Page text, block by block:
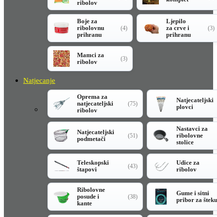
ribolov
Boje za
ribolovnu
prihranu
(4)
Ljepilo
za crve i
prihranu
(3)
Mamci za
ribolov
(3)
Natjecanje
Oprema za
natjecateljski
ribolov
(75)
Natjecateljski
plovci
Natjecateljski
podmetači
(51)
Nastavci za
ribolovne
stolice
Teleskopski
štapovi
(43)
Udice za
ribolov
Ribolovne
posude i
kante
(38)
Gume i sitni
pribor za šteku